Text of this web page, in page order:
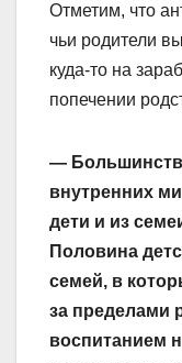
Отметим, что
чьи родители
куда-то на
попечении
—
внутренних
дети и из
Половина
семей, в
за пределами
воспитанием